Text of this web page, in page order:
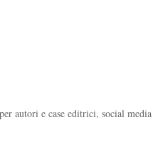
autori e case editrici, social